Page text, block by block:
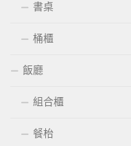
書桌
桶櫃
飯廳
組合櫃
餐枱